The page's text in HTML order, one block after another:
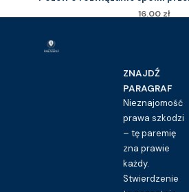
16.00 zł
ZNAJDŹ
PARAGRAF
Nieznajomość
prawa szkodzi
– tę paremię
zna prawie
każdy.
Stwierdzenie